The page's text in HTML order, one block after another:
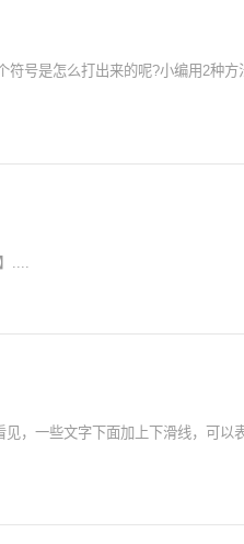
号是怎么打出来的呢?小编用2种方
....
，一些文字下面加上下滑线，可以